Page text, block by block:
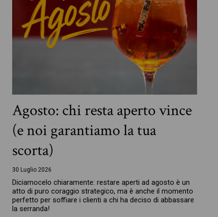
Agosto: chi resta aperto vince
(e noi garantiamo la tua
scorta)
30 Luglio 2026
Diciamocelo chiaramente: restare aperti ad agosto è un
atto di puro coraggio strategico, ma è anche il momento
perfetto per soffiare i clienti a chi ha deciso di abbassare
la serranda!